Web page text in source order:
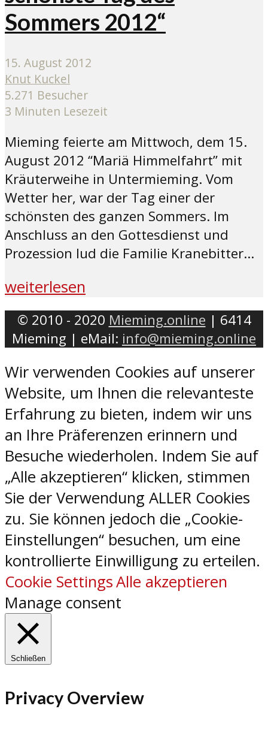
Sommers 2012“
15. August 2012
Knut Kuckel
5.271 Besucher
3 Minuten Lesezeit
Mieming feierte am Mittwoch, dem 15.
August 2012 “Mariä Himmelfahrt” mit
Kräuterweihe in Untermieming. Vom
Wetter her, war der Tag einer der
schönsten des ganzen Sommers. Im
Anschluss an den Gottesdienst und
Prozession lud die Familie Kranebitter...
weiterlesen
© 2010 - 2020 Mieming.online | 6414
Mieming | eMail: info@mieming.online
Wir verwenden Cookies auf unserer
Website, um Ihnen die relevanteste
Erfahrung zu bieten, indem wir uns
an Ihre Präferenzen erinnern und
Besuche wiederholen. Indem Sie auf
„Alle akzeptieren“ klicken, stimmen
Sie der Verwendung ALLER Cookies
zu. Sie können jedoch die „Cookie-
Einstellungen“ besuchen, um eine
kontrollierte Einwilligung zu erteilen.
Cookie SettingsAlle akzeptieren
Manage consent
Schließen
Privacy Overview